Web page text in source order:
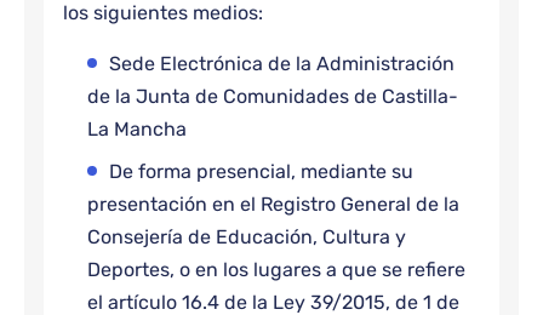
los siguientes medios:
Sede Electrónica de la Administración
de la Junta de Comunidades de Castilla-
La Mancha
De forma presencial, mediante su
presentación en el Registro General de la
Consejería de Educación, Cultura y
Deportes, o en los lugares a que se refiere
el artículo 16.4 de la Ley 39/2015, de 1 de